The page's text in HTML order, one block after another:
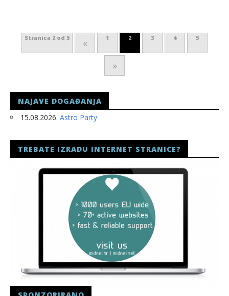
Stranica 2 od 5 « 1 2 3 4 5
»
NAJAVE DOGAĐANJA
15.08.2026. Astro Party
TREBATE IZRADU INTERNET STRANICE?